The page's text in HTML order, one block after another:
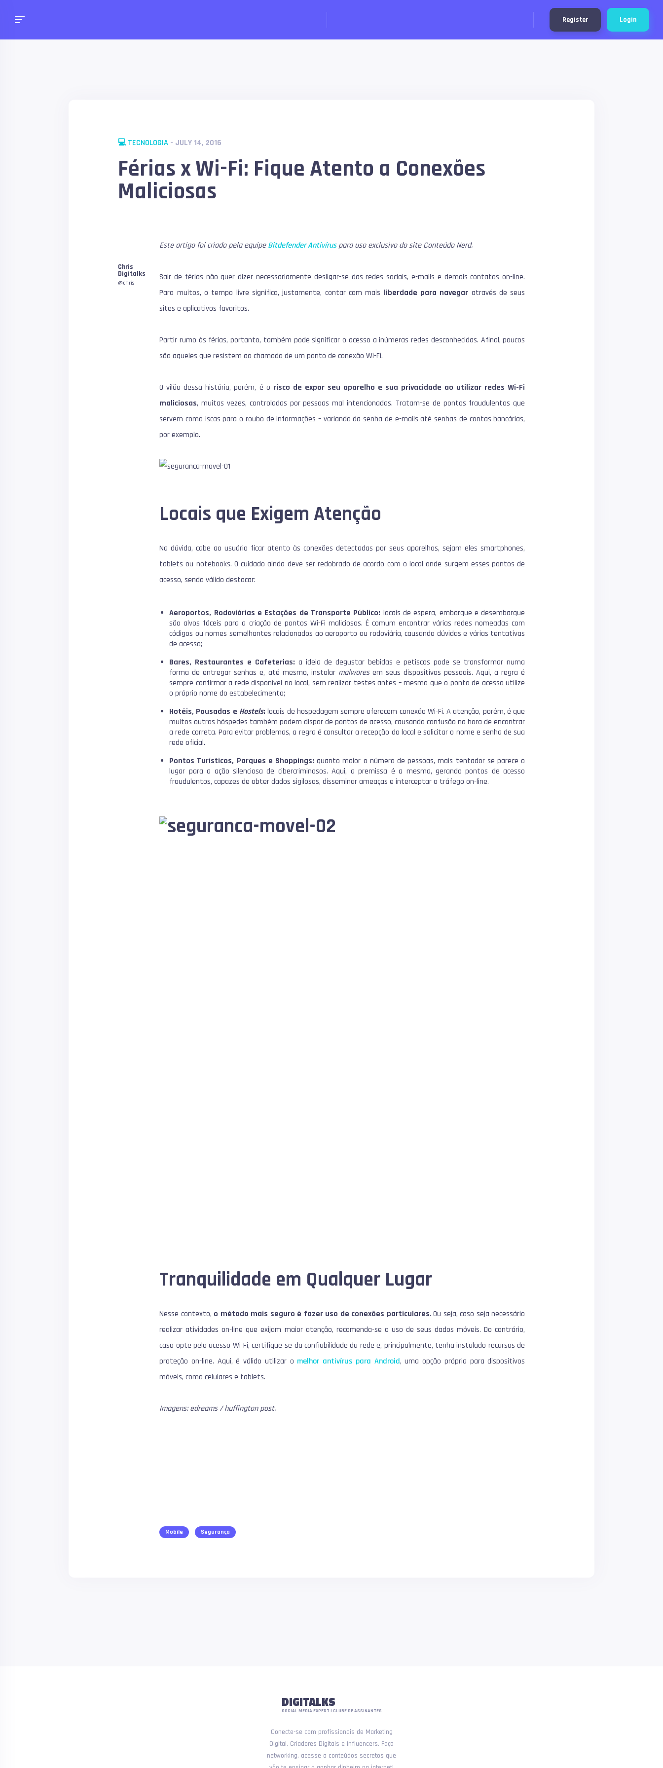
Register Login
💻 TECNOLOGIA - JULY 14, 2016
Férias x Wi-Fi: Fique Atento a Conexões
Maliciosas
Chris
Digitalks
@chris
Este artigo foi criado pela equipe Bitdefender Antivíruspara uso exclusivo do site Conteúdo Nerd.
Sair de férias não quer dizer necessariamente desligar-se das redes sociais, e-mails e demais contatos on-line.
Para muitos, o tempo livre significa, justamente, contar com mais liberdade para navegar através de seus
sites e aplicativos favoritos.
Partir rumo às férias, portanto, também pode significar o acesso a inúmeras redes desconhecidas. Afinal, poucos
são aqueles que resistem ao chamado de um ponto de conexão Wi-Fi.
O vilão dessa história, porém, é o risco de expor seu aparelho e sua privacidade ao utilizar redes Wi-Fi
maliciosas, muitas vezes, controladas por pessoas mal intencionadas. Tratam-se de pontos fraudulentos que
servem como iscas para o roubo de informações – variando da senha de e-mails até senhas de contas bancárias,
por exemplo.
Locais que Exigem Atenção
Na dúvida, cabe ao usuário ficar atento às conexões detectadas por seus aparelhos, sejam eles smartphones,
tablets ou notebooks. O cuidado ainda deve ser redobrado de acordo com o local onde surgem esses pontos de
acesso, sendo válido destacar:
Aeroportos, Rodoviárias e Estações de Transporte Público: locais de espera, embarque e desembarque
são alvos fáceis para a criação de pontos Wi-Fi maliciosos. É comum encontrar várias redes nomeadas com
códigos ou nomes semelhantes relacionados ao aeroporto ou rodoviária, causando dúvidas e várias tentativas
de acesso;
Bares, Restaurantes e Cafeterias: a ideia de degustar bebidas e petiscos pode se transformar numa
forma de entregar senhas e, até mesmo, instalar malwaresem seus dispositivos pessoais. Aqui, a regra é
sempre confirmar a rede disponível no local, sem realizar testes antes – mesmo que o ponto de acesso utilize
o próprio nome do estabelecimento;
Hotéis, Pousadas e Hostels: locais de hospedagem sempre oferecem conexão Wi-Fi. A atenção, porém, é que
muitos outros hóspedes também podem dispor de pontos de acesso, causando confusão na hora de encontrar
a rede correta. Para evitar problemas, a regra é consultar a recepção do local e solicitar o nome e senha de sua
rede oficial.
Pontos Turísticos, Parques e Shoppings:quanto maior o número de pessoas, mais tentador se parece o
lugar para a ação silenciosa de cibercriminosos. Aqui, a premissa é a mesma, gerando pontos de acesso
fraudulentos, capazes de obter dados sigilosos, disseminar ameaças e interceptar o tráfego on-line.
Tranquilidade em Qualquer Lugar
Nesse contexto, o método mais seguro é fazer uso de conexões particulares. Ou seja, caso seja necessário
realizar atividades on-line que exijam maior atenção, recomenda-se o uso de seus dados móveis. Do contrário,
caso opte pelo acesso Wi-Fi, certifique-se da confiabilidade da rede e, principalmente, tenha instalado recursos de
proteção on-line. Aqui, é válido utilizar o melhor antivírus para Android, uma opção própria para dispositivos
móveis, como celulares e tablets.
Imagens: edreams / huffington post.
Mobile Segurança
DIGITALKS
SOCIAL MEDIA EXPERT | CLUBE DE ASSINANTES
Conecte-se com profissionais de Marketing
Digital, Criadores Digitais e Influencers. Faça
networking, acesse a conteúdos secretos que